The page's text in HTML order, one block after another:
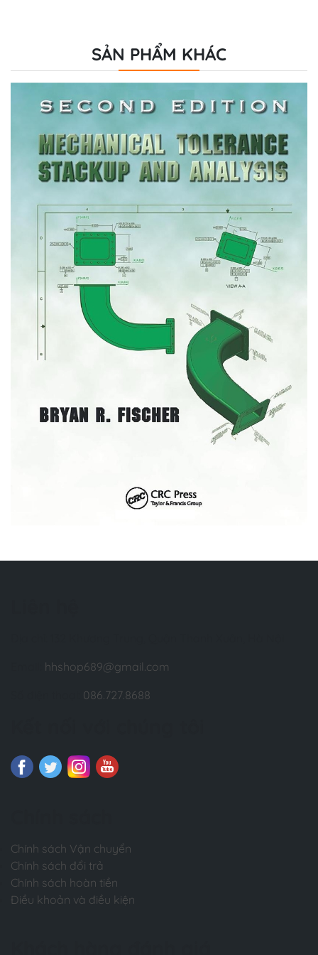
SẢN PHẨM KHÁC
Stackup and Analysis 2nd
hhshop689@gmail.com
086.727.8688
Chính sách Vận chuyển
Chính sách đổi trả
Chính sách hoàn tiền
Điều khoản và điều kiện